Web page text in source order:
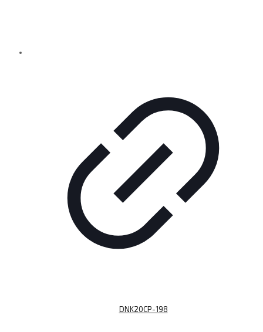
DNK20CP-198